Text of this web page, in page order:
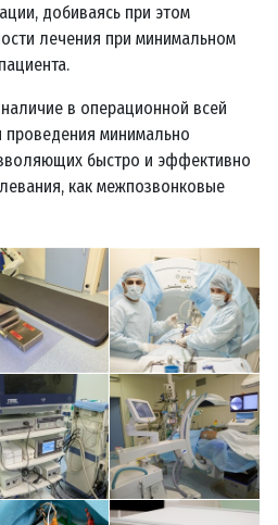
добиваясь при этом
лечения при минимальном
в операционной всей
проведения минимально
быстро и эффективно
как межпозвонковые